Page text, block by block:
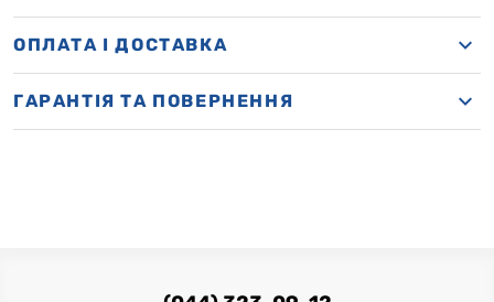
OПЛАТА І ДОСТАВКА
ГАРАНТІЯ ТА ПОВЕРНЕННЯ